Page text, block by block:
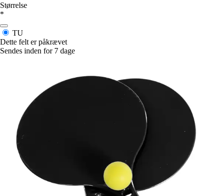
Størrelse
*
TU
Dette felt er påkrævet
Sendes inden for 7 dage